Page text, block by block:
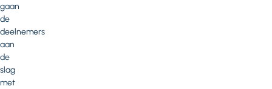
gaan
de
deelnemers
aan
de
slag
met